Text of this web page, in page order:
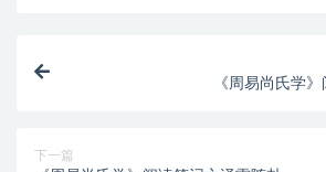
《周易尚氏学
下一篇